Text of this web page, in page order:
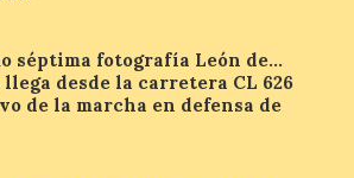
con La Vuelta
oficial
cadena hotelera pública
séptima fotografía León de…
desde la carretera CL 626
de la marcha en defensa de